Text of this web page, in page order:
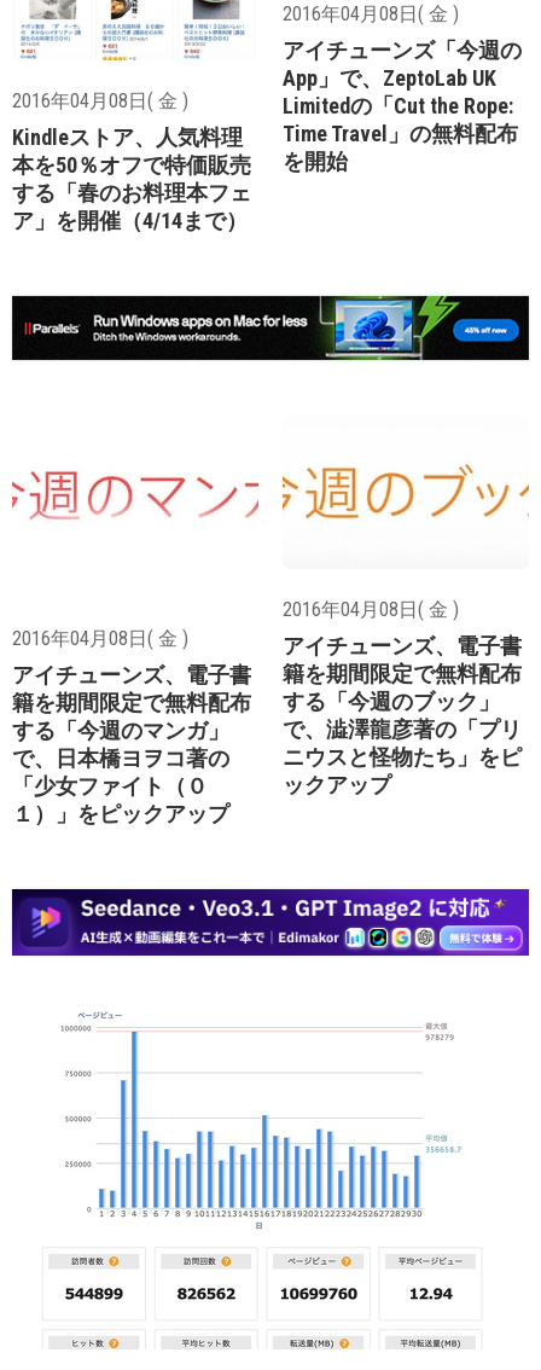
2016年04月08日( 金 )
Kindleストア、人気料理
本を50％オフで特価販売
する「春のお料理本フェ
ア」を開催（4/14まで）
2016年04月08日( 金 )
アイチューンズ「今週の
App」で、ZeptoLab UK
Limitedの「Cut the Rope:
Time Travel」の無料配布
を開始
2016年04月08日( 金 )
アイチューンズ、電子書
籍を期間限定で無料配布
する「今週のマンガ」
で、日本橋ヨヲコ著の
「少女ファイト（０
１）」をピックアップ
2016年04月08日( 金 )
アイチューンズ、電子書
籍を期間限定で無料配布
する「今週のブック」
で、澁澤龍彦著の「プリ
ニウスと怪物たち」をピ
ックアップ